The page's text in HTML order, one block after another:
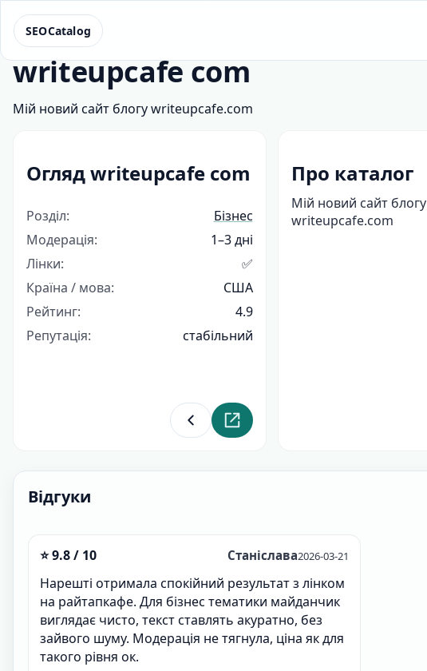
SEOCatalog
writeupcafe com
Мій новий сайт блогу writeupcafe.com
Огляд writeupcafe com
Розділ:
Бізнес
Модерація:
1–3 дні
Лінки:
✅
Країна / мова:
США
Рейтинг:
4.9
Репутація:
стабільний
Повернутися до розділу
Перейти на сайт каталогу
Про каталог
Мій новий сайт блогу
writeupcafe.com
Відгуки
⭐ 9.8 / 10 Станіслава2026-03-21
Нарешті отримала спокійний результат з лінком
на райтапкафе. Для бізнес тематики майданчик
виглядає чисто, текст ставлять акуратно, без
зайвого шуму. Модерація не тягнула, ціна як для
такого рівня ок.